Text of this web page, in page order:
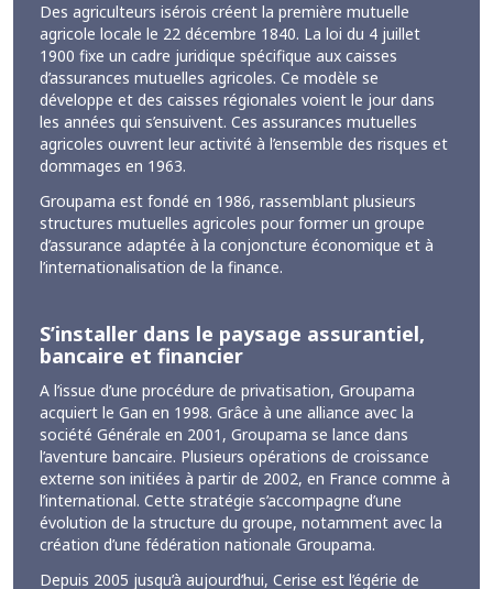
Des agriculteurs isérois créent la première mutuelle
agricole locale le 22 décembre 1840. La loi du 4 juillet
1900 fixe un cadre juridique spécifique aux caisses
d’assurances mutuelles agricoles. Ce modèle se
développe et des caisses régionales voient le jour dans
les années qui s’ensuivent. Ces assurances mutuelles
agricoles ouvrent leur activité à l’ensemble des risques et
dommages en 1963.
Groupama est fondé en 1986, rassemblant plusieurs
structures mutuelles agricoles pour former un groupe
d’assurance adaptée à la conjoncture économique et à
l’internationalisation de la finance.
S’installer dans le paysage assurantiel,
bancaire et financier
A l’issue d’une procédure de privatisation, Groupama
acquiert le Gan en 1998. Grâce à une alliance avec la
société Générale en 2001, Groupama se lance dans
l’aventure bancaire. Plusieurs opérations de croissance
externe son initiées à partir de 2002, en France comme à
l’international. Cette stratégie s’accompagne d’une
évolution de la structure du groupe, notamment avec la
création d’une fédération nationale Groupama.
Depuis 2005 jusqu’à aujourd’hui, Cerise est l’égérie de